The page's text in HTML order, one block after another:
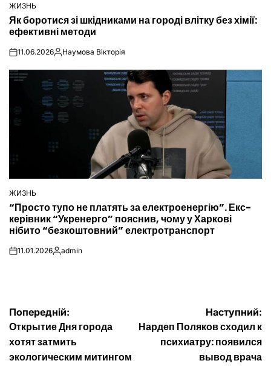
ОПУБЛІКУВАТИ
У
ЖИЗНЬ
Як боротися зі шкідниками на городі влітку без хімії:
ефективні методи
on11.06.2026Опубліковано
Наумова Вікторія
ОПУБЛІКУВАТИ
У
ЖИЗНЬ
“Просто тупо не платять за електроенергію”. Екс-
керівник “Укренерго” пояснив, чому у Харкові
нібито “безкоштовний” електротранспорт
on11.01.2026Опубліковано
admin
Навігація
записів
Попередній:
Открытие Дня города
хотят затмить
экологическим митингом
Наступний:
Нардеп Поляков сходил к
психиатру: появился
вывод врача